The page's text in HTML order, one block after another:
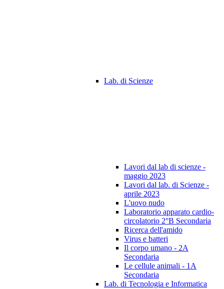
Lab. di Scienze
Lavori dal lab di scienze -
maggio 2023
Lavori dal lab. di Scienze -
aprile 2023
L'uovo nudo
Laboratorio apparato cardio-
circolatorio 2°B Secondaria
Ricerca dell'amido
Virus e batteri
Il corpo umano - 2A
Secondaria
Le cellule animali - 1A
Secondaria
Lab. di Tecnologia e Informatica